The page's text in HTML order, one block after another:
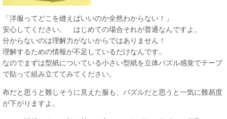
「洋服ってどこを縫えばいいのか全然わからない！」
安心してください。 はじめての場合それが普通なんですよ。
分からないのは理解力がないからではありません！
理解するための情報が不足しているだけなんです。
なのでまずは型紙についている小さい型紙を立体パズル感覚でテープ
で貼って組み立ててみてください。
布だと思うと難しそうに見えた服も、パズルだと思うと一気に難易度
が下がりますよ。